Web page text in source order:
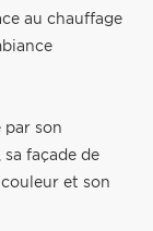
au chauffage
par son
façade de
et son